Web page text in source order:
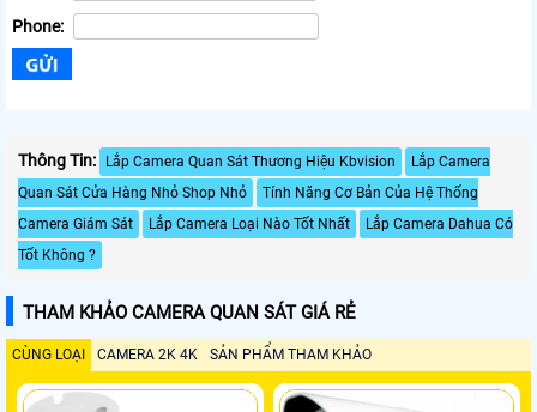
Phone:
Thông Tin: Lắp Camera Quan Sát Thương Hiệu Kbvision
Lắp Camera
Quan Sát Cửa Hàng Nhỏ Shop Nhỏ
Tính Năng Cơ Bản Của Hệ Thống
Camera Giám Sát
Lắp Camera Loại Nào Tốt Nhất
Lắp Camera Dahua Có
Tốt Không ?
THAM KHẢO CAMERA QUAN SÁT GIÁ RẺ
CÙNG LOẠI CAMERA 2K 4K SẢN PHẨM THAM KHẢO